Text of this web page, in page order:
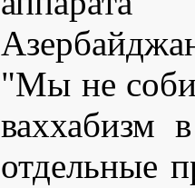
"Мы не
ваххабизм
отдельные